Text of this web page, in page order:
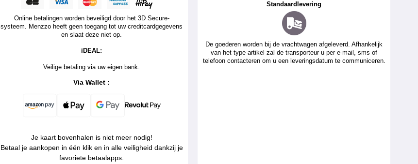
Online betalingen worden beveiligd door het 3D Secure-
systeem. Menzzo heeft geen toegang tot uw creditcardgegevens
en slaat deze niet op.
iDEAL:
Veilige betaling via uw eigen bank.
Via Wallet :
Je kaart bovenhalen is niet meer nodig!
Betaal je aankopen in één klik en in alle veiligheid dankzij je
favoriete betaalapps.
Standaardlevering
De goederen worden bij de vrachtwagen afgeleverd. Afhankelijk
van het type artikel zal de transporteur u per e-mail, sms of
telefoon contacteren om u een leveringsdatum te communiceren.